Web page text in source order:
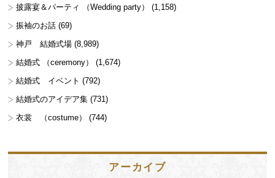
披露宴＆パーティ （Wedding party）
(1,158)
振袖のお話 (69)
神戸 結婚式場 (8,989)
結婚式 （ceremony）
(1,674)
結婚式 イベント (792)
結婚式のアイデア集 (731)
衣裳 （costume）
(744)
アーカイブ